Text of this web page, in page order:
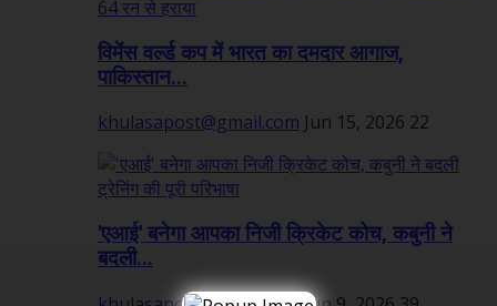
विमेंस वर्ल्ड कप में भारत का दमदार आगाज,
पाकिस्तान...
khulasapost@gmail.com Jun 15, 2026 22
'एआई' बनेगा आपका निजी क्रिकेट कोच, कबुनी ने
बदली...